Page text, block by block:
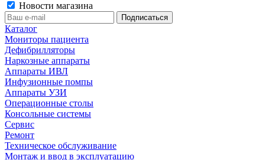
Новости магазина
Каталог
Мониторы пациента
Дефибрилляторы
Наркозные аппараты
Аппараты ИВЛ
Инфузионные помпы
Аппараты УЗИ
Операционные столы
Консольные системы
Сервис
Ремонт
Техническое обслуживание
Монтаж и ввод в эксплуатацию